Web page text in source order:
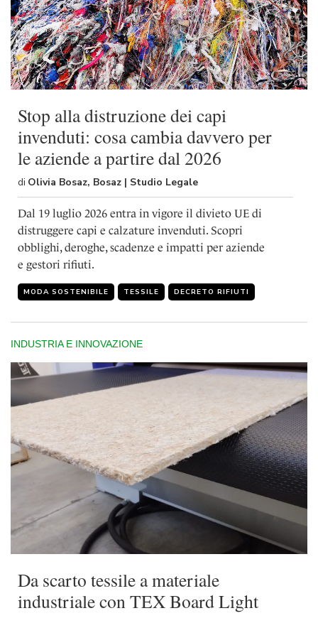
Stop alla distruzione dei capi
invenduti: cosa cambia davvero per
le aziende a partire dal 2026
di Olivia Bosaz, Bosaz | Studio Legale
Dal 19 luglio 2026 entra in vigore il divieto UE di
distruggere capi e calzature invenduti. Scopri
obblighi, deroghe, scadenze e impatti per aziende
e gestori rifiuti.
MODA SOSTENIBILE TESSILE DECRETO RIFIUTI
INDUSTRIA E INNOVAZIONE
Da scarto tessile a materiale
industriale con TEX Board Light